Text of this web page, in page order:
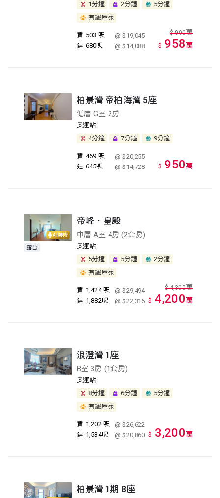
1分鐘
2分鐘
5分鐘
有寵屋苑
實 503 呎
@ $19,045
建 680呎 @ $14,088
$ 990萬
$ 958萬
柏景灣 帝柏海灣 5座
低層 G室 2房
奧運站
4分鐘
7分鐘 9分鐘
實 469 呎
@ $20,255
建 645呎 @ $14,728 $ 950萬
AI裝修
露台
帝峰．皇殿
中層 A室 4房 (2套房)
奧運站
5分鐘
5分鐘
2分鐘
有寵屋苑
實 1,424 呎
@ $29,494
建 1,882呎 @ $22,316
$ 4,300萬
$ 4,200萬
浪澄灣 1座
B室 3房 (1套房)
奧運站
8分鐘
6分鐘
5分鐘
有寵屋苑
實 1,202 呎
@ $26,622
建 1,534呎 @ $20,860 $ 3,200萬
柏景灣 1期 8座